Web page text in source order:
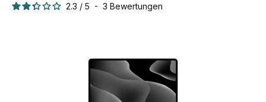
2.3 / 5 - 3 Bewertungen